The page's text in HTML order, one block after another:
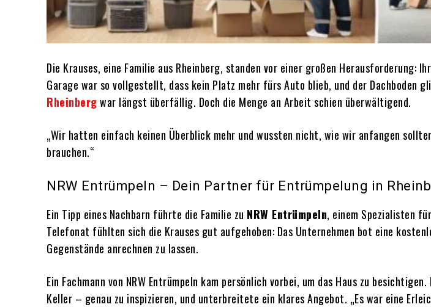
Die Krauses, eine Familie aus Rheinberg, standen vor einer großen Herausforderung:
Garage war so vollgestellt, dass kein Platz mehr fürs Auto blieb, und der Dachboden
Rheinbergwar längst überfällig. Doch die Menge an Arbeit schien überwältigend.
„Wir hatten einfach keinen Überblick mehr und wussten nicht, wie wir anfangen
brauchen.“
NRW Entrümpeln – Dein Partner für Entrümpelung in
Ein Tipp eines Nachbarn führte die Familie zu NRW Entrümpeln, einem Spezialisten für
Telefonat fühlten sich die Krauses gut aufgehoben: Das Unternehmen bot eine
Gegenstände anrechnen zu lassen.
Ein Fachmann von NRW Entrümpeln kam persönlich vorbei, um das Haus zu
Keller – genau zu inspizieren, und unterbreitete ein klares Angebot. „Es war eine